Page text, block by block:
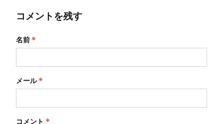
コメントを残す
名前 *
メール*
コメント *